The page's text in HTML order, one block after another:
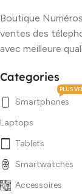
Boutique
ventes des
avec meilleure
Categories
Smartphones
PLUS
Laptops
Tablets
Smartwatches
Accessoires